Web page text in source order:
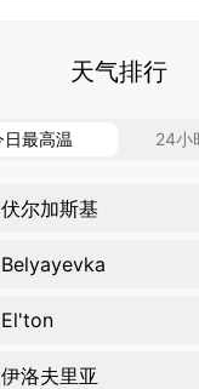
天气排行
日最高温 24小
伏尔加斯基
Belyayevka
El'ton
伊洛夫里亚